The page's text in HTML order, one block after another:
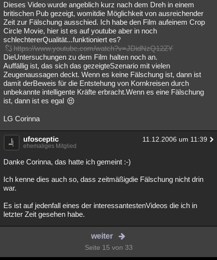
Dieses Video wurde angeblich kurz nach dem Dreh in einem
britischen Pub gezeigt, womitdie Möglichkeit von ausreichender
Zeit zur Fälschung ausschied. Ich habe den Film aufeinem Crop
Circle Movie, hier ist es auf youtube aber in noch
schlechtererQualität...funktioniert es?
https://www.youtube.com/watch?v=JDidNzQ12ZY
DieUntersuchungen zu dem Film halten noch an.
Auffällig ist, das sich das gezeigteSzenario mit vielen
Zeugenaussagen deckt. Wenn es keine Fälschung ist, dann ist
damit derBeweis für die Entstehung von Kornkreisen durch
unbekannte intelligente Kräfte erbracht.Wenn es eine Fälschung
ist, dann ist es egal
LG Corinna
ufosceptic 11.12.2006 um 11:39
ehemaliges Mitglied
Danke Corinna, das hatte ich gemeint :-)
Ich kenne dies auch so, dass zeitmäßigdie Fälschung nicht drin
war.
Es ist auf jedenfall eines der interessantestenVideos die ich in
letzter Zeit gesehen habe.
weiter
Seite 15 von 33